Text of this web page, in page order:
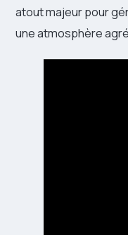
atout majeur pour
une atmosphère